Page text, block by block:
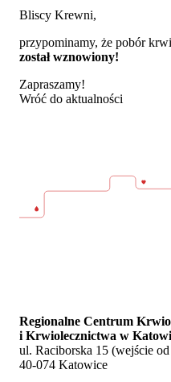
Bliscy Krewni,
przypominamy, że pobór
został wznowiony!
Zapraszamy!
Wróć do aktualności
Regionalne Centrum
i Krwiolecznictwa w
ul. Raciborska 15 (wejście
40-074 Katowice